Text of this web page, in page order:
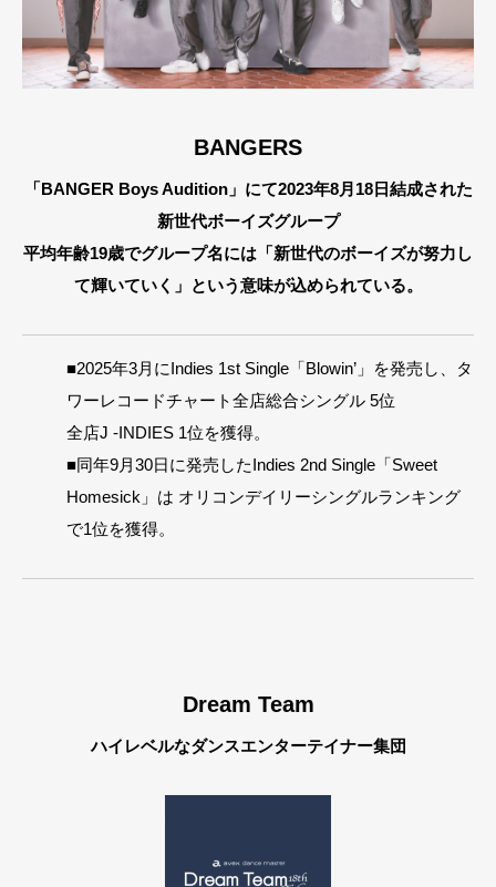
BANGERS
「BANGER Boys Audition」にて2023年8月18日結成された
新世代ボーイズグループ
平均年齢19歳でグループ名には「新世代のボーイズが努力し
て輝いていく」という意味が込められている。
■2025年3月にIndies 1st Single「Blowin’」を発売し、タ
ワーレコードチャート全店総合シングル 5位
全店J -INDIES 1位を獲得。
■同年9月30日に発売したIndies 2nd Single「Sweet
Homesick」は オリコンデイリーシングルランキング
で1位を獲得。
Dream Team
ハイレベルなダンスエンターテイナー集団